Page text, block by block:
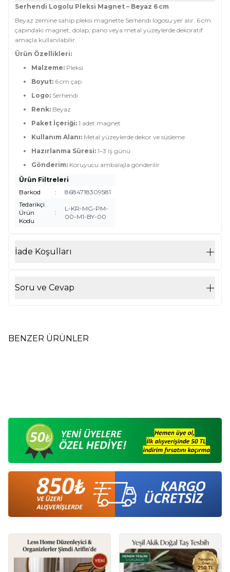
Serhendi Logolu Pleksi Magnet – Beyaz 6 cm
Beyaz zemine sahip pleksi magnette Serhendi logosu yer alır. 6 cm
çapındaki magnet, dolap, pano veya metal yüzeylerde dekoratif
amaçla kullanılabilir.
Ürün Özellikleri:
Malzeme: Pleksi
Boyut: 6 cm çap
Logo: Serhendi
Renk: Beyaz
Paket İçeriği: 1 adet magnet
Kullanım Alanı: Metal yüzeylerde dekor ve süsleme
Hazırlanma Süresi: 1–3 iş günü
Gönderim: Koruyucu ambalajla gönderilir
Ürün Filtreleri
Barkod
:
8684718309581
Tedarikçi
Ürün
Kodu
:
L-KR-MG-PM-
00-M1-BY-00
İade Koşulları
Soru ve Cevap
BENZER ÜRÜNLER